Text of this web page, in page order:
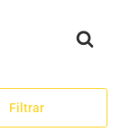
Filtrar